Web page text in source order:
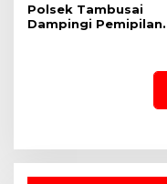
Polsek Tambusai
Dampingi Pemipilan